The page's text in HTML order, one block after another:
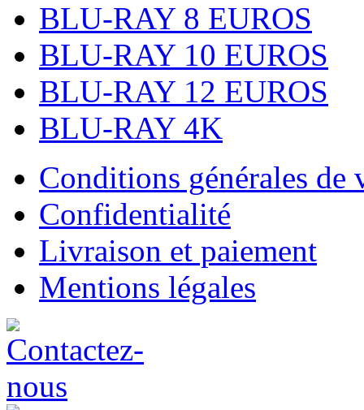
BLU-RAY 8 EUROS
BLU-RAY 10 EUROS
BLU-RAY 12 EUROS
BLU-RAY 4K
Conditions générales de
Confidentialité
Livraison et paiement
Mentions légales